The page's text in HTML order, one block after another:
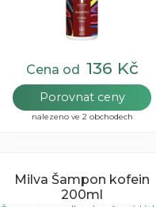
Cena od 136 Kč
Porovnat ceny
nalezeno ve 2 obchodech
Milva Šampon kofein
200ml